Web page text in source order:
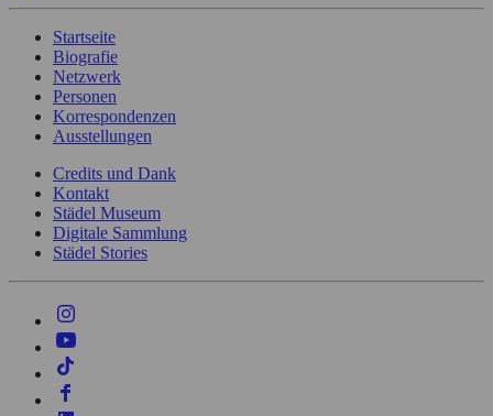
Startseite
Biografie
Netzwerk
Personen
Korrespondenzen
Ausstellungen
Credits und Dank
Kontakt
Städel Museum
Digitale Sammlung
Städel Stories